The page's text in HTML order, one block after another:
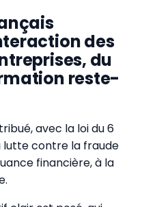
des
du
reste-
avec la loi du 6
lutte contre la fraude
financière, à la